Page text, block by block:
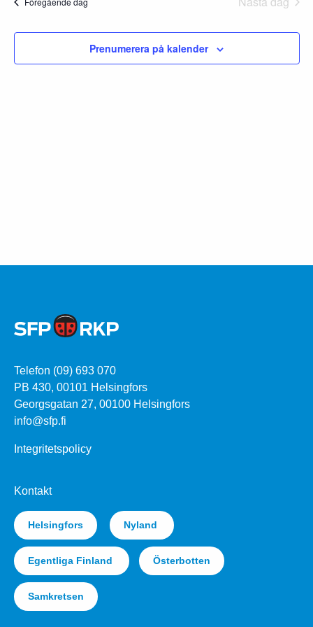
9,
2026
and
Views
Prenumerera på kalender
Telefon (09) 693 070
PB 430, 00101 Helsingfors
Georgsgatan 27, 00100 Helsingfors
info@sfp.fi
Integritetspolicy
Kontakt
Helsingfors Nyland
Egentliga Finland Österbotten
Samkretsen